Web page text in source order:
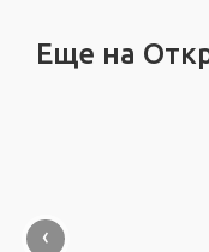
Еще на
‹